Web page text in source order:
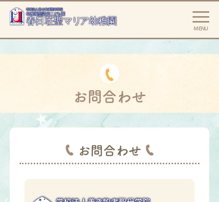
MENU
お問合わせ
お問合わせ